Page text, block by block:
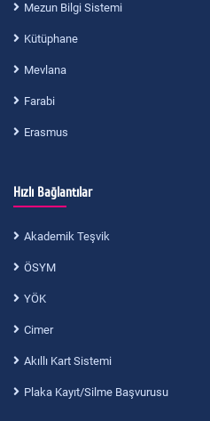
Mezun Bilgi Sistemi
Kütüphane
Mevlana
Farabi
Erasmus
Hızlı Bağlantılar
Akademik Teşvik
ÖSYM
YÖK
Cimer
Akıllı Kart Sistemi
Plaka Kayıt/Silme Başvurusu